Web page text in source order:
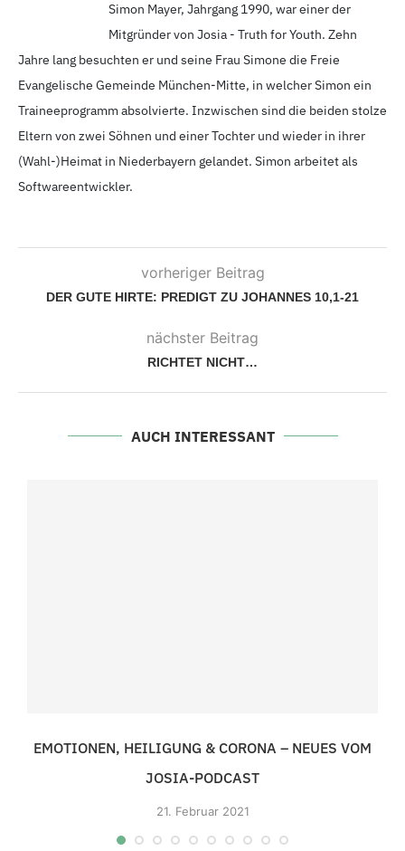
Simon Mayer, Jahrgang 1990, war einer der
Mitgründer von Josia - Truth for Youth. Zehn
Jahre lang besuchten er und seine Frau Simone die Freie
Evangelische Gemeinde München-Mitte, in welcher Simon ein
Traineeprogramm absolvierte. Inzwischen sind die beiden stolze
Eltern von zwei Söhnen und einer Tochter und wieder in ihrer
(Wahl-)Heimat in Niederbayern gelandet. Simon arbeitet als
Softwareentwickler.
vorheriger Beitrag
DER GUTE HIRTE: PREDIGT ZU JOHANNES 10,1-21
nächster Beitrag
RICHTET NICHT…
AUCH INTERESSANT
EMOTIONEN, HEILIGUNG & CORONA – NEUES VOM
JOSIA-PODCAST
21. Februar 2021